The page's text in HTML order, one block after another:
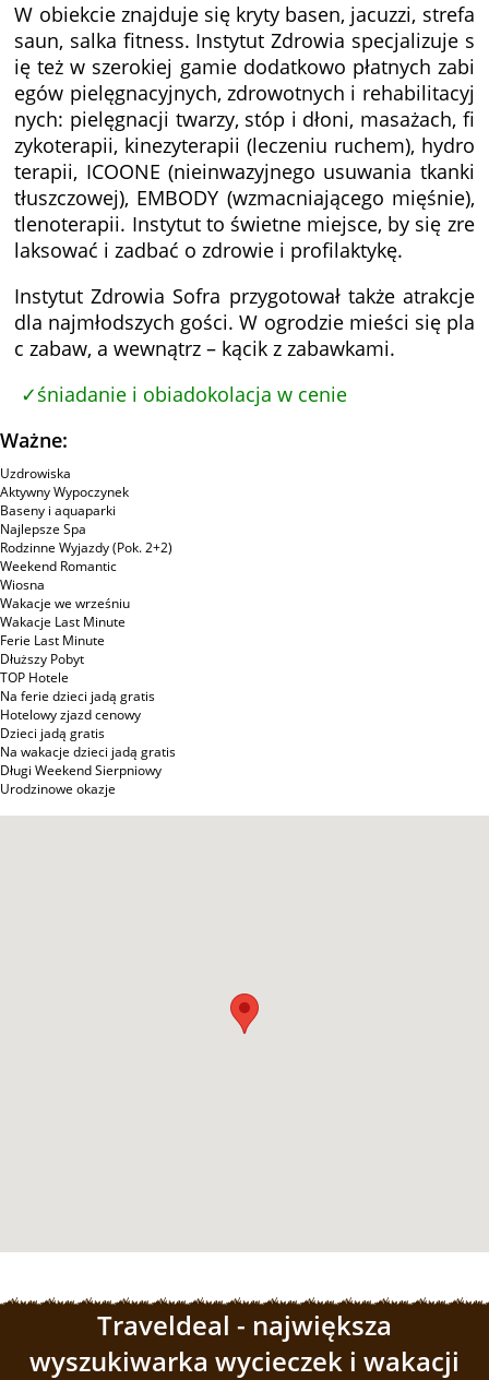
W obiekcie znajduje się kryty basen, jacuzzi, strefa
saun, salka fitness. Instytut Zdrowia specjalizuje s
ię też w szerokiej gamie dodatkowo płatnych zabi
egów pielęgnacyjnych, zdrowotnych i rehabilitacyj
nych: pielęgnacji twarzy, stóp i dłoni, masażach, fi
zykoterapii, kinezyterapii (leczeniu ruchem), hydro
terapii, ICOONE (nieinwazyjnego usuwania tkanki
tłuszczowej), EMBODY (wzmacniającego mięśnie),
tlenoterapii. Instytut to świetne miejsce, by się zre
laksować i zadbać o zdrowie i profilaktykę.
Instytut Zdrowia Sofra przygotował także atrakcje
dla najmłodszych gości. W ogrodzie mieści się pla
c zabaw, a wewnątrz – kącik z zabawkami.
śniadanie i obiadokolacja w cenie
Ważne:
Uzdrowiska
Aktywny Wypoczynek
Baseny i aquaparki
Najlepsze Spa
Rodzinne Wyjazdy (Pok. 2+2)
Weekend Romantic
Wiosna
Wakacje we wrześniu
Wakacje Last Minute
Ferie Last Minute
Dłuższy Pobyt
TOP Hotele
Na ferie dzieci jadą gratis
Hotelowy zjazd cenowy
Dzieci jadą gratis
Na wakacje dzieci jadą gratis
Długi Weekend Sierpniowy
Urodzinowe okazje
Traveldeal - największa
wyszukiwarka wycieczek i wakacji